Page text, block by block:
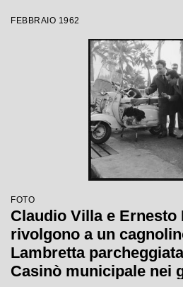
FEBBRAIO 1962
FOTO
Claudio Villa e Ernesto
rivolgono a un
Lambretta
Casinò municipale nei